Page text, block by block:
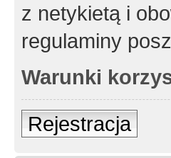
z netykietą i
regulaminy
Warunki
Rejestracja